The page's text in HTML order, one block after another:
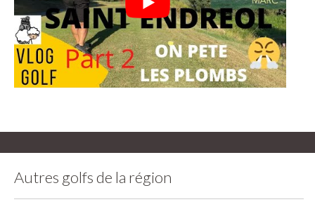
Autres golfs de la région